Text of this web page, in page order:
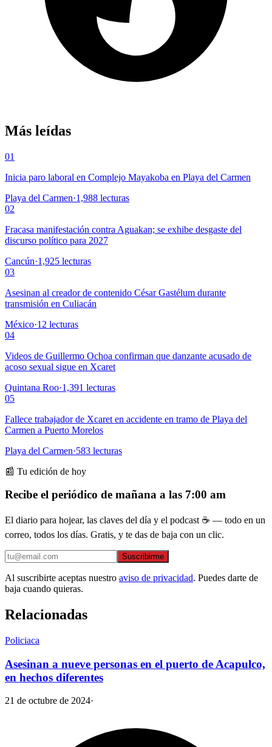
Más leídas
01
Inicia paro laboral en Complejo Mayakoba en Playa del Carmen
Playa del Carmen·1,988 lecturas
02
Fracasa manifestación contra Aguakan; se exhibe desgaste del
discurso político para 2027
Cancún·1,925 lecturas
03
Asesinan al creador de contenido César Gastélum durante
transmisión en Culiacán
México·12 lecturas
04
Videos de Guillermo Ochoa confirman que danzante acusado de
acoso sexual sigue en Xcaret
Quintana Roo·1,391 lecturas
05
Fallece trabajador de Xcaret en accidente en tramo de Playa del
Carmen a Puerto Morelos
Playa del Carmen·583 lecturas
📰 Tu edición de hoy
Recibe el periódico de mañana a las 7:00 am
El diario para hojear, las claves del día y el podcast ☕ — todo en un
correo, todos los días. Gratis, y te das de baja con un clic.
Suscribirme
Al suscribirte aceptas nuestro aviso de privacidad. Puedes darte de
baja cuando quieras.
Relacionadas
Policiaca
Asesinan a nueve personas en el puerto de Acapulco,
en hechos diferentes
21 de octubre de 2024·